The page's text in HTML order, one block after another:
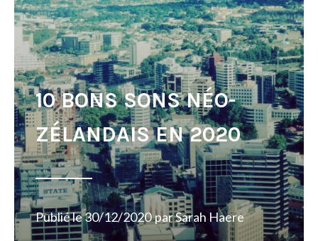
10 BONS SONS NÉO-
ZÉLANDAIS EN 2020
Publié le30/12/2020 parSarah Haere